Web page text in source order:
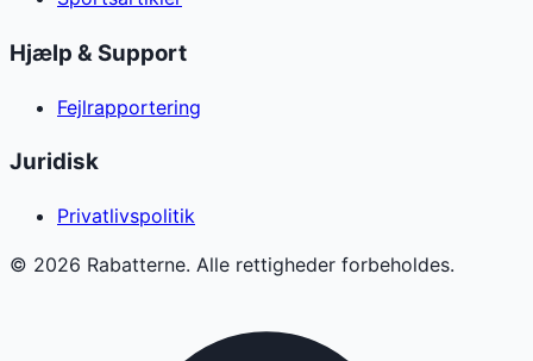
Hjælp & Support
Fejlrapportering
Juridisk
Privatlivspolitik
© 2026 Rabatterne. Alle rettigheder forbeholdes.